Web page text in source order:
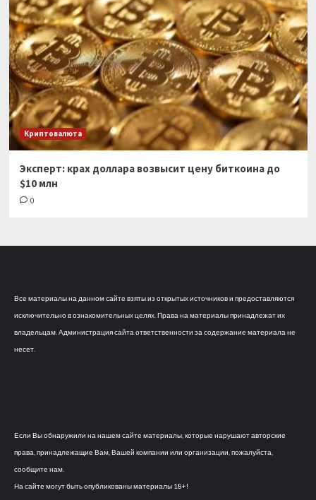
Криптовалюта
Эксперт: крах доллара возвысит цену биткоина до
$10 млн
0
Все материалы на данном сайте взяты из открытых источников и предоставляются
исключительно в ознакомительных целях. Права на материалы принадлежат их
владельцам. Администрация сайта ответственности за содержание материала не
несет.
Если Вы обнаружили на нашем сайте материалы, которые нарушают авторские
права, принадлежащие Вам, Вашей компании или организации, пожалуйста,
сообщите нам.
На сайте могут быть опубликованы материалы 18+!